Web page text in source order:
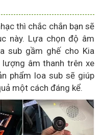
thì chắc chắn bạn sẽ
này. Lựa chọn độ âm
sub gầm ghế cho Kia
âm thanh trên xe
phẩm loa sub sẽ giúp
một cách đáng kể.